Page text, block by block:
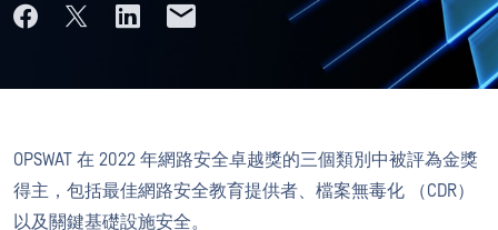
OPSWAT 在 2022 年網路安全卓越獎的三個類別中被評為金獎
得主，包括最佳網路安全教育提供者、檔案無毒化 （CDR）
以及關鍵基礎設施安全。